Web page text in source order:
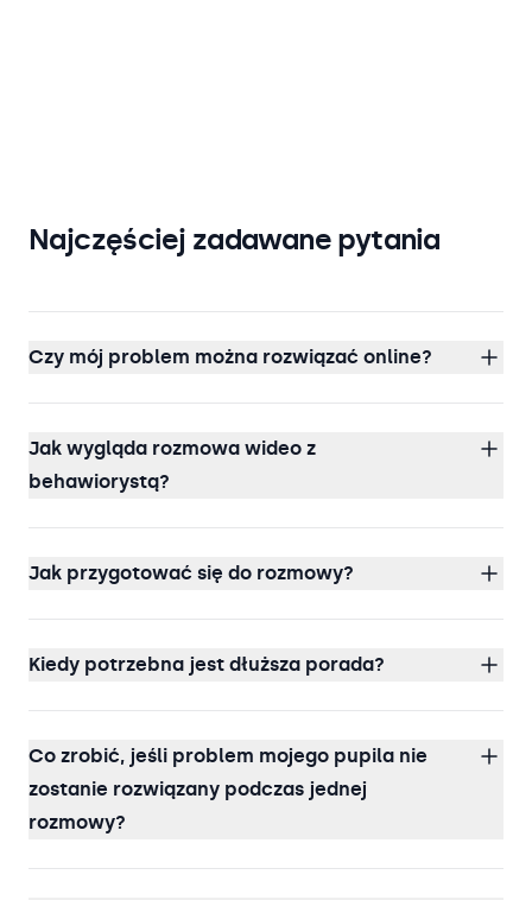
Najczęściej zadawane pytania
Czy mój problem można rozwiązać online?
Jak wygląda rozmowa wideo z
behawiorystą?
Jak przygotować się do rozmowy?
Kiedy potrzebna jest dłuższa porada?
Co zrobić, jeśli problem mojego pupila nie
zostanie rozwiązany podczas jednej
rozmowy?